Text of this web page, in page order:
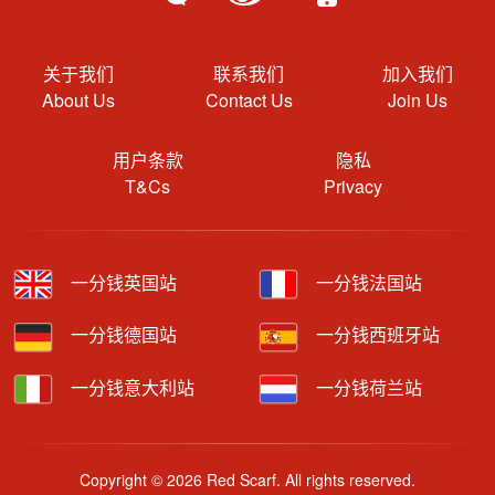
关于我们
About Us
联系我们
Contact Us
加入我们
Join Us
用户条款
T&Cs
隐私
Privacy
一分钱英国站 一分钱法国站
一分钱德国站 一分钱西班牙站
一分钱意大利站 一分钱荷兰站
Copyright © 2026 Red Scarf. All rights reserved.